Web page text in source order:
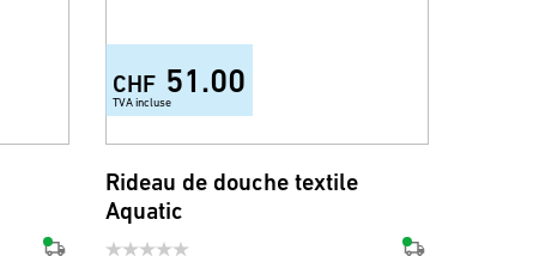
CHF 51.00
TVA incluse
Rideau de douche textile
Aquatic